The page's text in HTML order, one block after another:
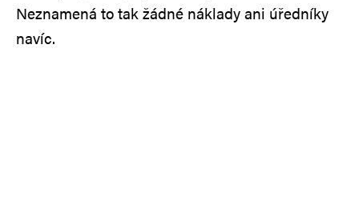
Neznamená to tak žádné náklady ani úředníky
navíc.